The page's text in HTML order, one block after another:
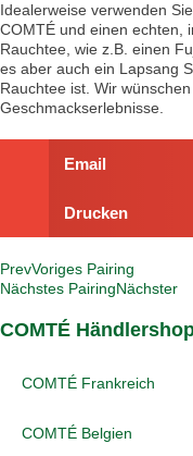
Idealerweise verwenden
COMTÉ und einen echten,
Rauchtee, wie z.B. einen
es aber auch ein Lapsang
Rauchtee ist. Wir
Geschmackserlebnisse.
Email
Drucken
PrevVoriges Pairing
Nächstes PairingNächster
COMTÉ
COMTÉ Frankreich
COMTÉ Belgien